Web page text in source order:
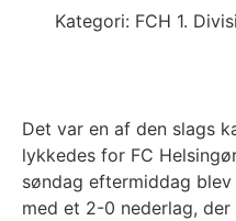
Kategori: FCH 1.
Det var en af den slags
lykkedes for FC
søndag eftermiddag
med et 2-0 nederlag,